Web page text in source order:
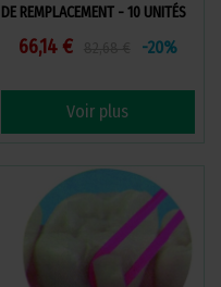
DE REMPLACEMENT - 10 UNITÉS
66,14 € -20%
Voir plus